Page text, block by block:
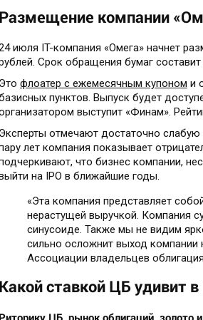
Размещение компании
июля IT-компания «Омега» начнет
Срок обращения бумаг составит
Это флоатер с ежемесячным купоном и
пунктов. Выпуск будет
выступит «Финам».
Эксперты отмечают достаточно
лет компания показывает
что бизнес компании,
на IPO в ближайшие годы.
«Эта компания представляет
нерастущей выручкой. Компания
синусоиде. Также мы не видим
сильно осложнит выход компании
Ассоциации владельцев
Какой ставкой ЦБ удивит в